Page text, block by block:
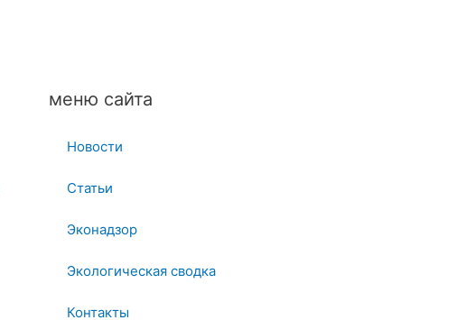
меню сайта
Новости
Статьи
Эконадзор
Экологическая сводка
Контакты